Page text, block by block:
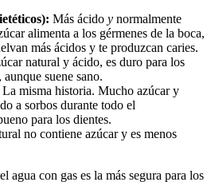
Más ácido y normalmente
alimenta a los gérmenes de la boca,
más ácidos y te produzcan caries.
natural y ácido, es duro para los
suene sano.
La misma historia. Mucho azúcar y
a sorbos durante todo el
para los dientes.
no contiene azúcar y es menos
agua con gas es la más segura para los